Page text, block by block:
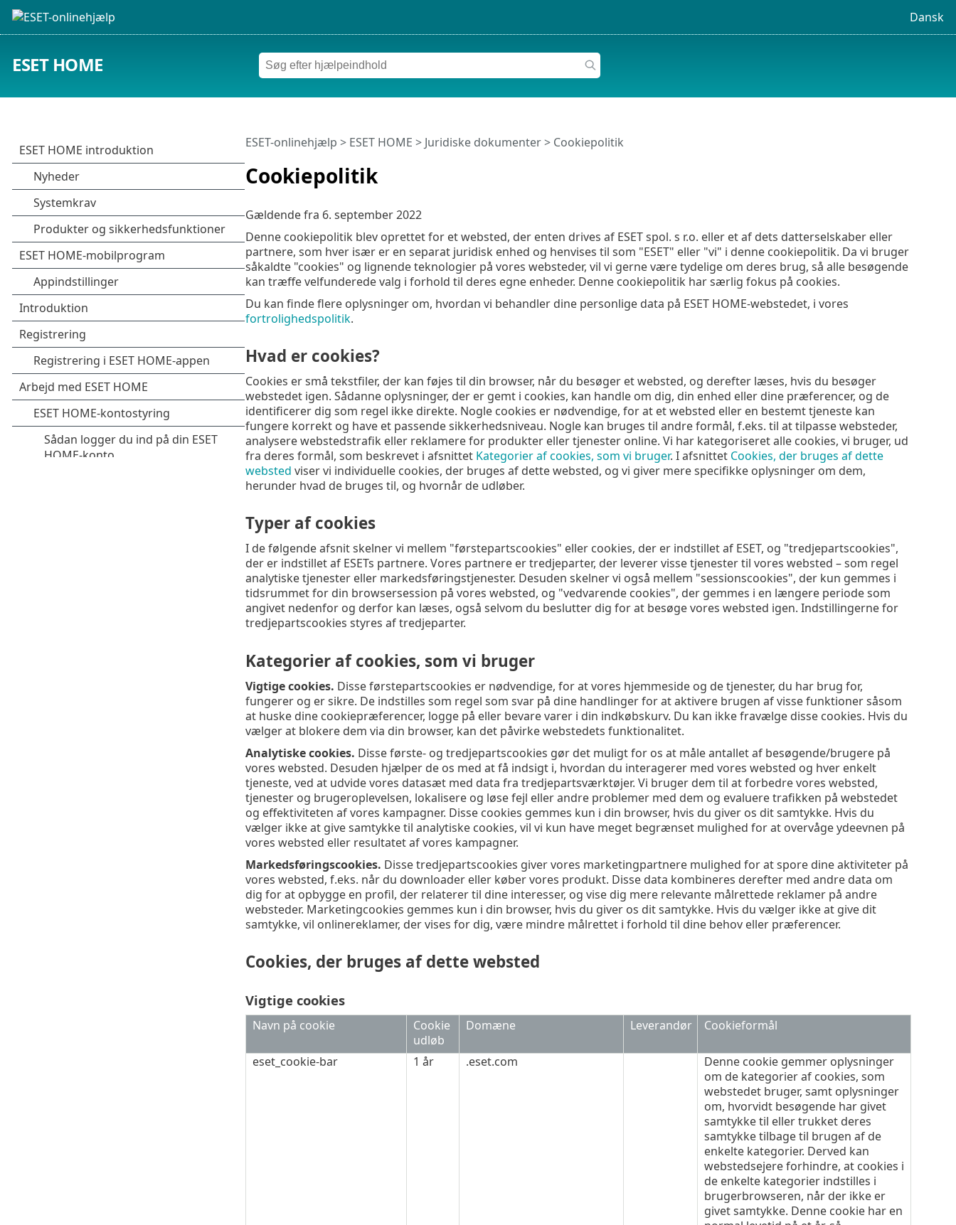
Dansk
ESET HOME
Cookiepolitik
ESET-onlinehjælp > ESET HOME > Juridiske dokumenter > Cookiepolitik
Gældende fra 6. september 2022
Denne cookiepolitik blev oprettet for et websted, der enten drives af ESET spol. s r.o. eller et af dets datterselskaber eller
partnere, som hver især er en separat juridisk enhed og henvises til som "ESET" eller "vi" i denne cookiepolitik. Da vi bruger
såkaldte "cookies" og lignende teknologier på vores websteder, vil vi gerne være tydelige om deres brug, så alle besøgende
kan træffe velfunderede valg i forhold til deres egne enheder. Denne cookiepolitik har særlig fokus på cookies.
Du kan finde flere oplysninger om, hvordan vi behandler dine personlige data på ESET HOME-webstedet, i vores
fortrolighedspolitik.
Hvad er cookies?
Cookies er små tekstfiler, der kan føjes til din browser, når du besøger et websted, og derefter læses, hvis du besøger
webstedet igen. Sådanne oplysninger, der er gemt i cookies, kan handle om dig, din enhed eller dine præferencer, og de
identificerer dig som regel ikke direkte. Nogle cookies er nødvendige, for at et websted eller en bestemt tjeneste kan
fungere korrekt og have et passende sikkerhedsniveau. Nogle kan bruges til andre formål, f.eks. til at tilpasse websteder,
analysere webstedstrafik eller reklamere for produkter eller tjenester online. Vi har kategoriseret alle cookies, vi bruger, ud
fra deres formål, som beskrevet i afsnittet Kategorier af cookies, som vi bruger. I afsnittet Cookies, der bruges af dette
websted viser vi individuelle cookies, der bruges af dette websted, og vi giver mere specifikke oplysninger om dem,
herunder hvad de bruges til, og hvornår de udløber.
Typer af cookies
I de følgende afsnit skelner vi mellem "førstepartscookies" eller cookies, der er indstillet af ESET, og "tredjepartscookies",
der er indstillet af ESETs partnere. Vores partnere er tredjeparter, der leverer visse tjenester til vores websted – som regel
analytiske tjenester eller markedsføringstjenester. Desuden skelner vi også mellem "sessionscookies", der kun gemmes i
tidsrummet for din browsersession på vores websted, og "vedvarende cookies", der gemmes i en længere periode som
angivet nedenfor og derfor kan læses, også selvom du beslutter dig for at besøge vores websted igen. Indstillingerne for
tredjepartscookies styres af tredjeparter.
Kategorier af cookies, som vi bruger
Vigtige cookies. Disse førstepartscookies er nødvendige, for at vores hjemmeside og de tjenester, du har brug for,
fungerer og er sikre. De indstilles som regel som svar på dine handlinger for at aktivere brugen af visse funktioner såsom
at huske dine cookiepræferencer, logge på eller bevare varer i din indkøbskurv. Du kan ikke fravælge disse cookies. Hvis du
vælger at blokere dem via din browser, kan det påvirke webstedets funktionalitet.
Analytiske cookies. Disse første- og tredjepartscookies gør det muligt for os at måle antallet af besøgende/brugere på
vores websted. Desuden hjælper de os med at få indsigt i, hvordan du interagerer med vores websted og hver enkelt
tjeneste, ved at udvide vores datasæt med data fra tredjepartsværktøjer. Vi bruger dem til at forbedre vores websted,
tjenester og brugeroplevelsen, lokalisere og løse fejl eller andre problemer med dem og evaluere trafikken på webstedet
og effektiviteten af vores kampagner. Disse cookies gemmes kun i din browser, hvis du giver os dit samtykke. Hvis du
vælger ikke at give samtykke til analytiske cookies, vil vi kun have meget begrænset mulighed for at overvåge ydeevnen på
vores websted eller resultatet af vores kampagner.
Markedsføringscookies. Disse tredjepartscookies giver vores marketingpartnere mulighed for at spore dine aktiviteter på
vores websted, f.eks. når du downloader eller køber vores produkt. Disse data kombineres derefter med andre data om
dig for at opbygge en profil, der relaterer til dine interesser, og vise dig mere relevante målrettede reklamer på andre
websteder. Marketingcookies gemmes kun i din browser, hvis du giver os dit samtykke. Hvis du vælger ikke at give dit
samtykke, vil onlinereklamer, der vises for dig, være mindre målrettet i forhold til dine behov eller præferencer.
Cookies, der bruges af dette websted
Vigtige cookies
Navn på cookie
Cookie
udløb
Domæne Leverandør Cookieformål
eset_cookie-bar 1 år .eset.com
Denne cookie gemmer oplysninger
om de kategorier af cookies, som
webstedet bruger, samt oplysninger
om, hvorvidt besøgende har givet
samtykke til eller trukket deres
samtykke tilbage til brugen af de
enkelte kategorier. Derved kan
webstedsejere forhindre, at cookies i
de enkelte kategorier indstilles i
brugerbrowseren, når der ikke er
givet samtykke. Denne cookie har en